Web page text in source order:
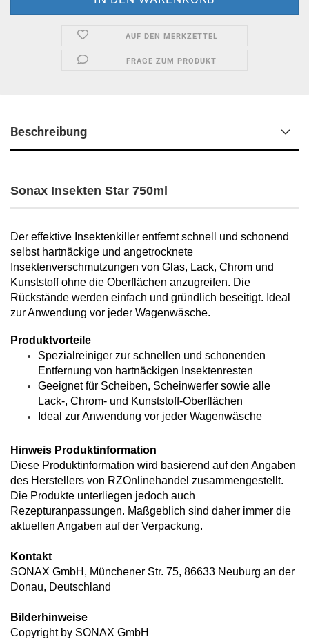
AUF DEN MERKZETTEL
FRAGE ZUM PRODUKT
Beschreibung
Sonax Insekten Star 750ml
Der effektive Insektenkiller entfernt schnell und schonend
selbst hartnäckige und angetrocknete
Insektenverschmutzungen von Glas, Lack, Chrom und
Kunststoff ohne die Oberflächen anzugreifen. Die
Rückstände werden einfach und gründlich beseitigt. Ideal
zur Anwendung vor jeder Wagenwäsche.
Produktvorteile
Spezialreiniger zur schnellen und schonenden
Entfernung von hartnäckigen Insektenresten
Geeignet für Scheiben, Scheinwerfer sowie alle
Lack-, Chrom- und Kunststoff-Oberflächen
Ideal zur Anwendung vor jeder Wagenwäsche
Hinweis Produktinformation
Diese Produktinformation wird basierend auf den Angaben
des Herstellers von RZOnlinehandel zusammengestellt.
Die Produkte unterliegen jedoch auch
Rezepturanpassungen. Maßgeblich sind daher immer die
aktuellen Angaben auf der Verpackung.
Kontakt
SONAX GmbH, Münchener Str. 75, 86633 Neuburg an der
Donau, Deutschland
Bilderhinweise
Copyright by SONAX GmbH